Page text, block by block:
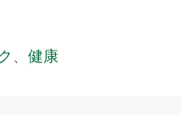
、健康